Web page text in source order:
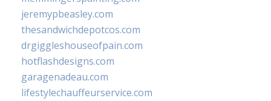
jeremypbeasley.com
thesandwichdepotcos.com
drgiggleshouseofpain.com
hotflashdesigns.com
garagenadeau.com
lifestylechauffeurservice.com